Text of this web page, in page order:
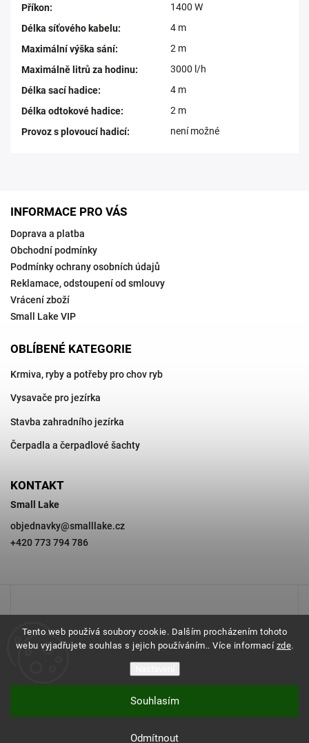
Tento web používá soubory cookie. Dalším procházením tohoto
webu vyjadřujete souhlas s jejich používáním.. Více informací zde.
Odmítnout
Souhlasím
Příkon:
1400 W
Délka síťového kabelu:
4 m
Maximální výška sání:
2 m
Maximálně litrů za hodinu:
3000 l/h
Délka sací hadice:
4 m
Délka odtokové hadice:
2 m
Provoz s plovoucí hadicí: není možné
INFORMACE PRO VÁS
Doprava a platba
Obchodní podmínky
Podmínky ochrany osobních údajů
Reklamace, odstoupení od smlouvy
Vrácení zboží
Small Lake VIP
OBLÍBENÉ KATEGORIE
Krmiva, ryby a potřeby pro chov ryb
Vysavače pro jezírka
Stavba zahradního jezírka
Čerpadla a čerpadlové šachty
KONTAKT
Small Lake
objednavky@smalllake.cz
+420 773 794 786
SMALL LAKE
. Všechna práva vyhrazena.